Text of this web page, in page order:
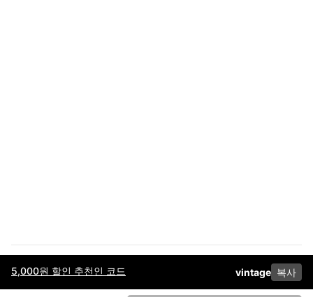
5,000원 할인 추천인 코드 vintage 복사
이용약관고객센터판매개인정보 처리방침사업자 정보다운로드